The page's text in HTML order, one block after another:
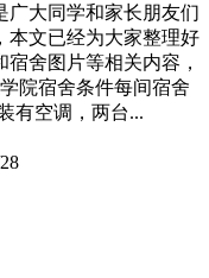
广大同学和家长朋友们
本文已经为大家整理好
舍图片等相关内容，
院宿舍条件每间宿舍
有空调，两台...